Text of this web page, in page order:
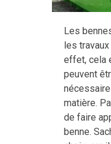
Les
les
effet, cela
peuvent
matière.
de faire
benne.